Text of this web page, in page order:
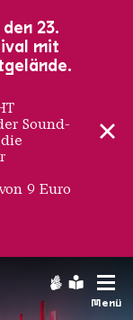
Menü
23.
mit
Sound-
9 Euro